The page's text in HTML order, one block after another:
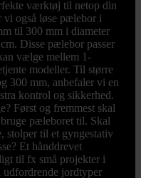
værktøj til netop din
vi også løse pælebor i
til 300 mm i diameter
Disse pælebor passer
vælge mellem 1-
modeller. Til større
300 mm, anbefaler vi en
kontrol og sikkerhed.
Først og fremmest skal
pæleboret til. Skal
stolper til et gyngestativ
Et hånddrevet
til fx små projekter i
udfordrende jordtyper